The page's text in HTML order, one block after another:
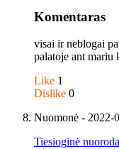
Komentaras
visai ir neblogai
palatoje ant mariu
Like 1
Dislike 0
Nuomonė - 2022-
Tiesioginė nuoroda